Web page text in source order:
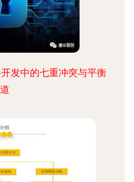
发中的七重冲突与平衡